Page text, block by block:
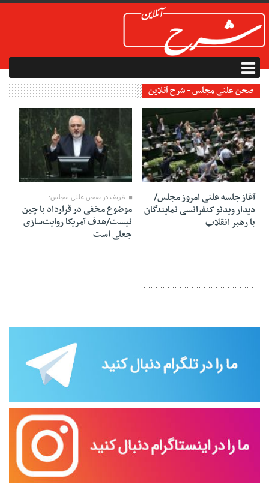
صحن علنی مجلس - شرح آنلاین
12 جولای 2020
آغاز جلسه علنی امروز مجلس/
دیدار ویدئو کنفرانسی نمایندگان
با رهبر انقلاب
05 جولای 2020
ظریف در صحن علنی مجلس:
موضوع مخفی در قرارداد با چین
نیست/هدف آمریکا روایت‌سازی
جعلی است